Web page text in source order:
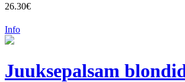
26.30€
Info
Juuksepalsam